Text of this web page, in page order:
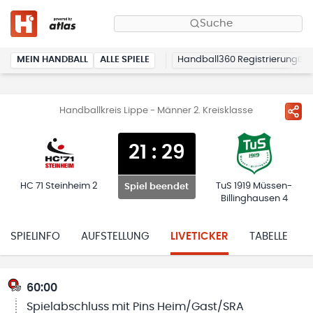
Suche
MEIN HANDBALL ALLE SPIELE Handball360 Registrierung
Handballkreis Lippe - Männer 2. Kreisklasse
HC 71 Steinheim 2
21 : 29
Spiel beendet
TuS 1919 Müssen-
Billinghausen 4
SPIELINFO AUFSTELLUNG LIVETICKER TABELLE
60:00
Spielabschluss mit Pins Heim/Gast/SRA